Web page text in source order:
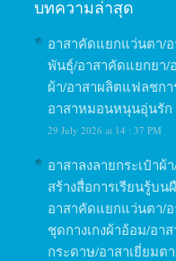
บทความล่าสุด
อาสาคัดแยกแว่นตา/
พันธุ์/อาสาคัดแยกยา/
ผ้า/อาสาผลิตแฟลชกา
อาสาหมอนหนุนอุ่นรัก
29 July 2026 at 14 : 37 PM
อาสาลงลายกระเป๋าผ้
สร้างสื่อการเรียนรู้บ
อาสาคัดแยกแว่นตา/
ชุดกางเกงผ้าอ้อม/อ
กระดาษ/อาสาเยี่ยมต